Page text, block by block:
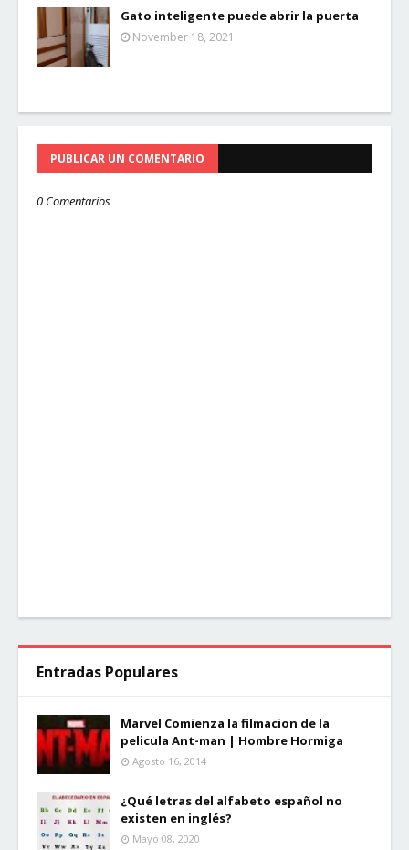
Gato inteligente puede abrir la puerta
November 18, 2021
PUBLICAR UN COMENTARIO
0 Comentarios
Entradas Populares
Marvel Comienza la filmacion de la
pelicula Ant-man | Hombre Hormiga
Agosto 16, 2014
¿Qué letras del alfabeto español no
existen en inglés?
Mayo 08, 2020